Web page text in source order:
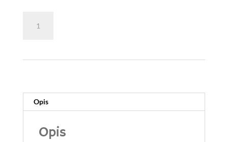
Bandana
Opis
Opis